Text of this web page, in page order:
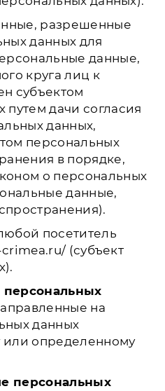
разрешенные
данных для
данные,
круга лиц к
субъектом
путем дачи согласия
данных,
персональных
в порядке,
о персональных
данные,
посетитель
(субъект
персональных
на
данных
определенному
персональных